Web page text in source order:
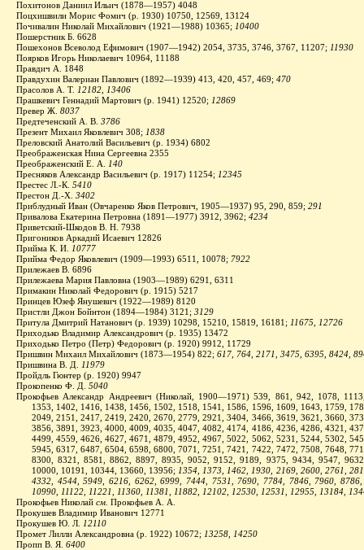
Похитонов Даниил Ильич (1878—1957) 4048
Поцхишвили Морис Фомич (р. 1930) 10750, 12569, 13124
Почивалин Николай Михайлович (1921—1988) 10365; 10400
Пошерстник Б. 6628
Пошехонов Всеволод Ефимович (1907—1942) 2054, 3735, 3746, 3767, 11207; 11930
Поярков Игорь Николаевич 10964, 11188
Правдич А. 1848
Правдухин Валериан Павлович (1892—1939) 413, 420, 457, 469; 470
Прасолов А. Т. 12182, 13406
Прашкевич Геннадий Мартович (р. 1941) 12520; 12869
Превер Ж. 8037
Предтеченский А. В. 3786
Презент Михаил Яковлевич 308; 1838
Преловский Анатолий Васильевич (р. 1934) 6802
Преображенская Нина Сергеевна 2355
Преображенский Е. А. 140
Пресняков Александр Васильевич (р. 1917) 11254; 12345
Престес Л.‑К. 5410
Престон Д.‑Х. 3402
Приблудный Иван (Овчаренко Яков Петрович, 1905—1937) 95, 290, 859; 291
Привалова Екатерина Петровна (1891—1977) 3912, 3962; 4234
Приветский-Шкодов В. Н. 7938
Пригоников Аркадий Исаевич 12826
Прийма К. И. 10777
Прийма Федор Яковлевич (1909—1993) 6511, 10078; 7922
Прилежаев В. 6896
Прилежаева Мария Павловна (1903—1989) 6291, 6311
Примакин Николай Федорович (р. 1915) 5217
Принцев Юзеф Янушевич (1922—1989) 8120
Пристли Джон Бойнтон (1894—1984) 3121; 3129
Притула Дмитрий Натанович (р. 1939) 10298, 15210, 15819, 16181; 11675, 12726
Приходько Владимир Александрович (р. 1935) 13472
Приходько Петро (Петр) Федорович (р. 1920) 9912, 11729
Пришвин Михаил Михайлович (1873—1954) 822; 617, 764, 2171, 3475, 6395, 8424,
Пришвина В. Д. 11979
Пройдль Гюнтер (р. 1920) 9947
Прокопенко Ф. Д. 5040
Прокофьев Александр Андреевич (Николай, 1900—1971) 539, 861, 942, 1078,
1353, 1402, 1416, 1438, 1456, 1502, 1518, 1541, 1586, 1596, 1609, 1643, 1759,
2049, 2151, 2417, 2419, 2420, 2670, 2779, 2921, 3404, 3466, 3619, 3621, 3660,
3856, 3891, 3923, 4000, 4009, 4035, 4047, 4082, 4174, 4186, 4236, 4286, 4321,
4499, 4559, 4626, 4627, 4671, 4879, 4952, 4967, 5022, 5062, 5231, 5244, 5302,
5945, 6317, 6487, 6504, 6598, 6800, 7071, 7251, 7421, 7422, 7472, 7508, 7648,
8300, 8321, 8581, 8862, 8897, 8935, 9052, 9152, 9189, 9375, 9434, 9547,
10000, 10191, 10344, 13660, 13956; 1354, 1373, 1462, 1930, 2169, 2600, 2761,
4332, 4544, 5949, 6216, 6262, 6999, 7444, 7531, 7690, 7784, 7846, 7960,
10990, 11122, 11221, 11360, 11381, 11882, 12102, 12530, 12531, 12955, 13184,
Прокофьев Николай см. Прокофьев А. А.
Прокушев Владимир Иванович 12771
Прокушев Ю. Л. 12110
Промет Лилли Александровна (р. 1922) 10672; 13258, 14250
Пропп В. Я. 6400